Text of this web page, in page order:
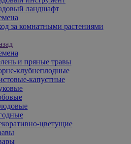
ландшафт
за комнатными растениями
и пряные травы
клубнеплодные
капустные
цветущие